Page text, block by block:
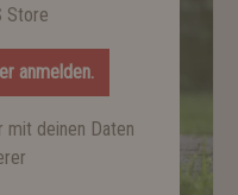
Store
anmelden.
mit deinen Daten